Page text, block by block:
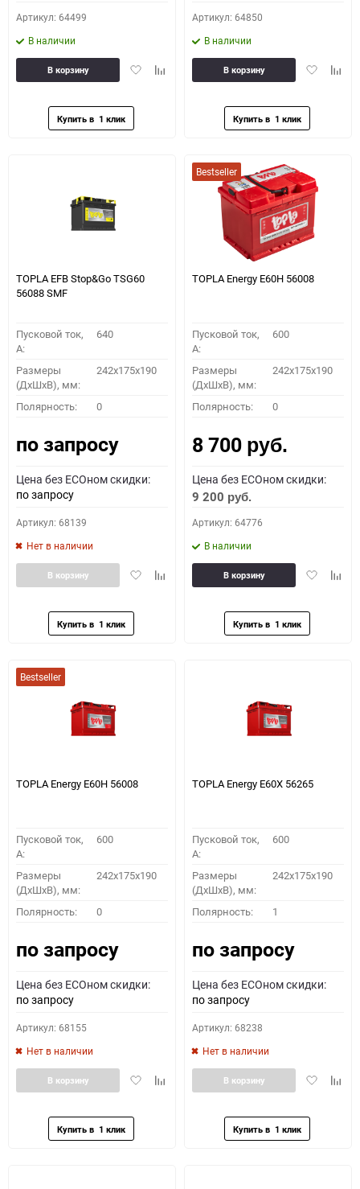
Артикул: 64499
В наличии
ДобавитьДобавить
В корзину
Артикул: 64850
В наличии
Добавить
В корзину
TOPLA EFB Stop&Go TSG60
56088 SMF
Пусковой ток,
A:
640
Размеры
(ДхШхВ), мм:
242x175x190
Полярность: 0
по запросу
Цена без ECOном скидки:
по запросу
Артикул: 68139
Нет в наличии
ДобавитьДобавить
В корзину
Bestseller
TOPLA Energy E60H 56008
Пусковой ток,
A:
600
Размеры
(ДхШхВ), мм:
242x175x190
Полярность: 0
8 700 руб.
Цена без ECOном скидки:
9 200 руб.
Артикул: 64776
В наличии
Добавить
В корзину
Bestseller
TOPLA Energy E60H 56008
Пусковой ток,
A:
600
Размеры
(ДхШхВ), мм:
242x175x190
Полярность: 0
по запросу
Цена без ECOном скидки:
по запросу
Артикул: 68155
Нет в наличии
ДобавитьДобавить
В корзину
TOPLA Energy E60X 56265
Пусковой ток,
A:
600
Размеры
(ДхШхВ), мм:
242x175x190
Полярность: 1
по запросу
Цена без ECOном скидки:
по запросу
Артикул: 68238
Нет в наличии
Добавить
В корзину